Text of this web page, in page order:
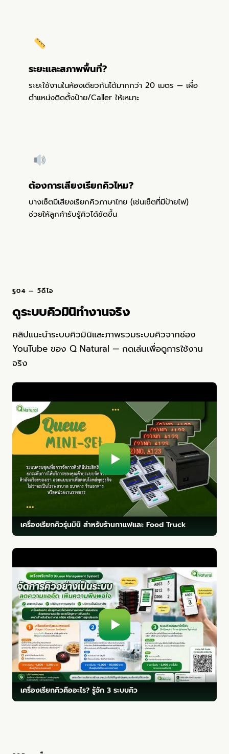
ระยะและสภาพพื้นที่?
ระยะใช้งานในห้องเดียวกันได้มากกว่า 20 เมตร — เผื่อ
ตำแหน่งติดตั้งป้าย/Caller ให้เหมาะ
ต้องการเสียงเรียกคิวไหม?
บางเซ็ตมีเสียงเรียกคิวภาษาไทย (เช่นเซ็ตที่มีป้ายไฟ)
ช่วยให้ลูกค้ารับรู้คิวได้ชัดขึ้น
§04 — วิดีโอ
ดูระบบคิวมินิทำงานจริง
คลิปแนะนำระบบคิวมินิและภาพรวมระบบคิวจากช่อง
YouTube ของ Q Natural — กดเล่นเพื่อดูการใช้งาน
จริง
เครื่องเรียกคิวรุ่นมินิ สำหรับร้านกาแฟและ Food Truck
เครื่องเรียกคิวคืออะไร? รู้จัก 3 ระบบคิว